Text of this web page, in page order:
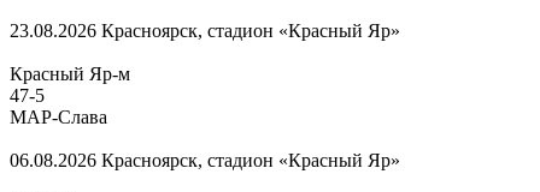
23.08.2026 Красноярск, стадион «Красный Яр»
Красный Яр-м
47-5
МАР-Слава
06.08.2026 Красноярск, стадион «Красный Яр»